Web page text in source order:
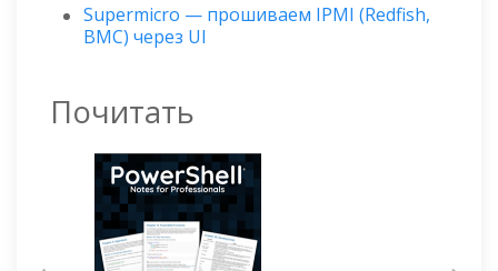
Supermicro — прошиваем IPMI (Redfish,
BMC) через UI
Почитать